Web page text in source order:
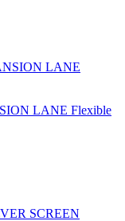
LANE Flexible